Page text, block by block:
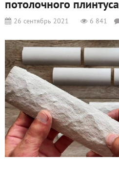
потолочного плинтуса
26 сентябрь 2021 6 841